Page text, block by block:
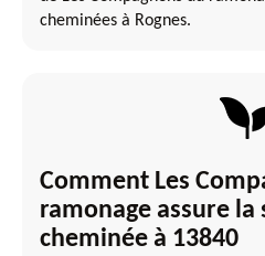
cheminées à Rognes.
Comment Les
ramonage assure
cheminée à 13840